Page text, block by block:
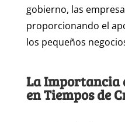
gobierno, las
proporcionando el
los pequeños
La Importancia
en Tiempos de